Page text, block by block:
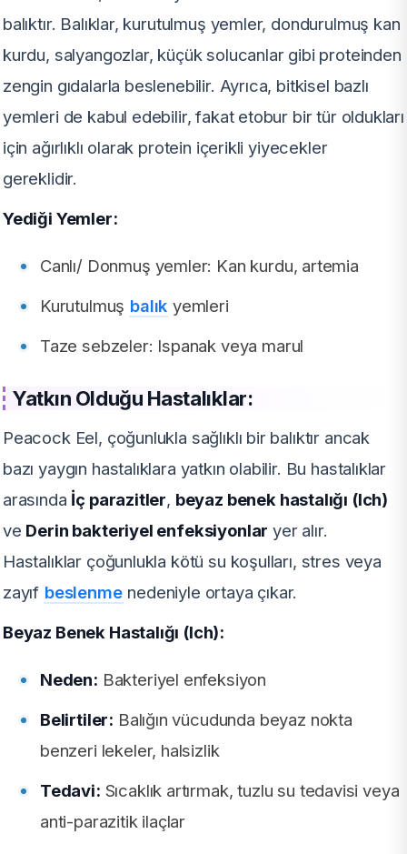
balıktır. Balıklar, kurutulmuş yemler, dondurulmuş kan
kurdu, salyangozlar, küçük solucanlar gibi proteinden
zengin gıdalarla beslenebilir. Ayrıca, bitkisel bazlı
yemleri de kabul edebilir, fakat etobur bir tür oldukları
için ağırlıklı olarak protein içerikli yiyecekler
gereklidir.
Yediği Yemler:
Canlı/ Donmuş yemler: Kan kurdu, artemia
Kurutulmuş balık yemleri
Taze sebzeler: Ispanak veya marul
Yatkın Olduğu Hastalıklar:
Peacock Eel, çoğunlukla sağlıklı bir balıktır ancak
bazı yaygın hastalıklara yatkın olabilir. Bu hastalıklar
arasında İç parazitler, beyaz benek hastalığı (Ich)
ve Derin bakteriyel enfeksiyonlar yer alır.
Hastalıklar çoğunlukla kötü su koşulları, stres veya
zayıf beslenme nedeniyle ortaya çıkar.
Beyaz Benek Hastalığı (Ich):
Neden: Bakteriyel enfeksiyon
Belirtiler: Balığın vücudunda beyaz nokta
benzeri lekeler, halsizlik
Tedavi: Sıcaklık artırmak, tuzlu su tedavisi veya
anti-parazitik ilaçlar